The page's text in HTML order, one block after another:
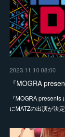
2023.11.10 08:00
『MOGRA
『MOGRA
にMATZの出演が決